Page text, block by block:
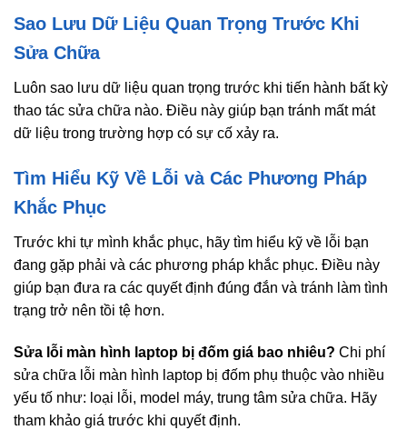
Sao Lưu Dữ Liệu Quan Trọng Trước Khi
Sửa Chữa
Luôn sao lưu dữ liệu quan trọng trước khi tiến hành bất kỳ
thao tác sửa chữa nào. Điều này giúp bạn tránh mất mát
dữ liệu trong trường hợp có sự cố xảy ra.
Tìm Hiểu Kỹ Về Lỗi và Các Phương Pháp
Khắc Phục
Trước khi tự mình khắc phục, hãy tìm hiểu kỹ về lỗi bạn
đang gặp phải và các phương pháp khắc phục. Điều này
giúp bạn đưa ra các quyết định đúng đắn và tránh làm tình
trạng trở nên tồi tệ hơn.
Sửa lỗi màn hình laptop bị đốm giá bao nhiêu? Chi phí
sửa chữa lỗi màn hình laptop bị đốm phụ thuộc vào nhiều
yếu tố như: loại lỗi, model máy, trung tâm sửa chữa. Hãy
tham khảo giá trước khi quyết định.